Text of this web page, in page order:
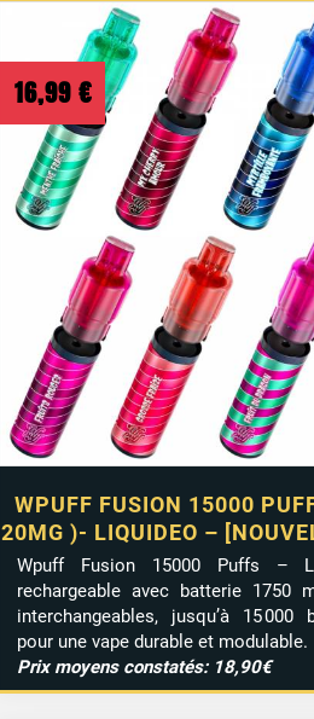
2 avis
WPUFF FUSION 15000
20MG )- LIQUIDEO –
16,99 €
Wpuff Fusion 15000 Puffs –
rechargeable avec batterie 1750
interchangeables, jusqu’à 15 000
pour une vape durable et modulable.
Prix moyens constatés: 18,90€